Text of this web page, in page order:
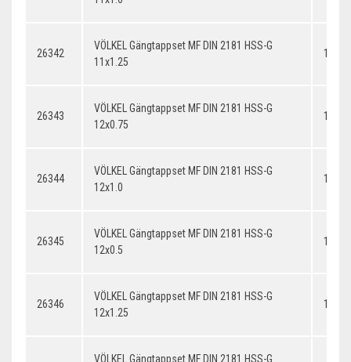
26342
VÖLKEL Gängtappset MF DIN 2181 HSS-G
11x1.25
26343
VÖLKEL Gängtappset MF DIN 2181 HSS-G
12x0.75
26344
VÖLKEL Gängtappset MF DIN 2181 HSS-G
12x1.0
26345
VÖLKEL Gängtappset MF DIN 2181 HSS-G
12x0.5
26346
VÖLKEL Gängtappset MF DIN 2181 HSS-G
12x1.25
VÖLKEL Gängtappset MF DIN 2181 HSS-G